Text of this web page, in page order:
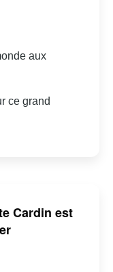
aux
ce grand
Cardin est